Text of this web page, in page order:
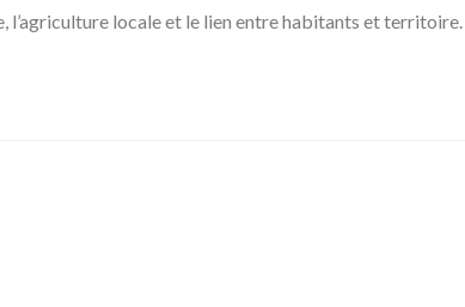
l’agriculture locale et le lien entre habitants et territoire.